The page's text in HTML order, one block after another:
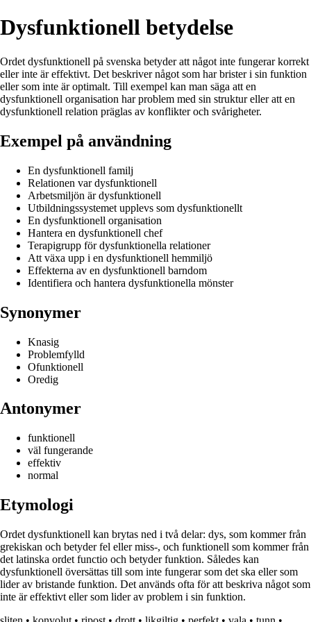
Dysfunktionell betydelse
Ordet dysfunktionell på svenska betyder att något inte fungerar korrekt
eller inte är effektivt. Det beskriver något som har brister i sin funktion
eller som inte är optimalt. Till exempel kan man säga att en
dysfunktionell organisation har problem med sin struktur eller att en
dysfunktionell relation präglas av konflikter och svårigheter.
Exempel på användning
En dysfunktionell familj
Relationen var dysfunktionell
Arbetsmiljön är dysfunktionell
Utbildningssystemet upplevs som dysfunktionellt
En dysfunktionell organisation
Hantera en dysfunktionell chef
Terapigrupp för dysfunktionella relationer
Att växa upp i en dysfunktionell hemmiljö
Effekterna av en dysfunktionell barndom
Identifiera och hantera dysfunktionella mönster
Synonymer
Knasig
Problemfylld
Ofunktionell
Oredig
Antonymer
funktionell
väl fungerande
effektiv
normal
Etymologi
Ordet dysfunktionell kan brytas ned i två delar: dys, som kommer från
grekiskan och betyder fel eller miss-, och funktionell som kommer från
det latinska ordet functio och betyder funktion. Således kan
dysfunktionell översättas till som inte fungerar som det ska eller som
lider av bristande funktion. Det används ofta för att beskriva något som
inte är effektivt eller som lider av problem i sin funktion.